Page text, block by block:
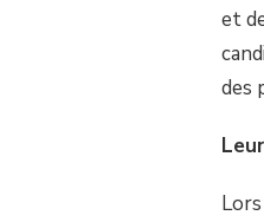
et
des